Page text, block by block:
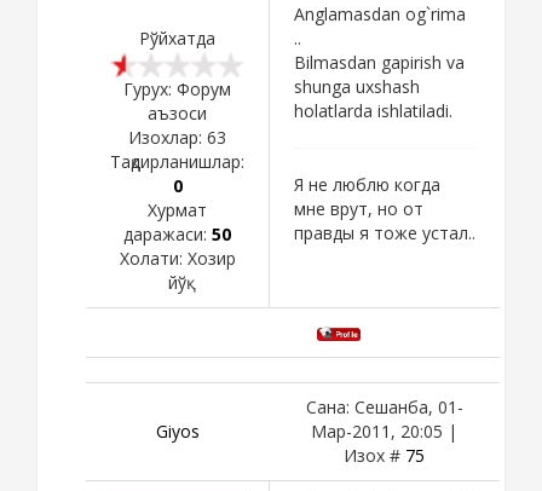
Рўйхатда
Гурух: Форум
аъзоси
Изохлар: 63
Тақдирланишлар:
0
Хурмат
даражаси: 50
Холати: Хозир
йўқ
Anglamasdan og`rima
..
Bilmasdan gapirish va
shunga uxshash
holatlarda ishlatiladi.
Я не люблю когда
мне врут, но от
правды я тоже устал..
Giyos
Сана: Сешанба, 01-
Мар-2011, 20:05 |
Изох # 75